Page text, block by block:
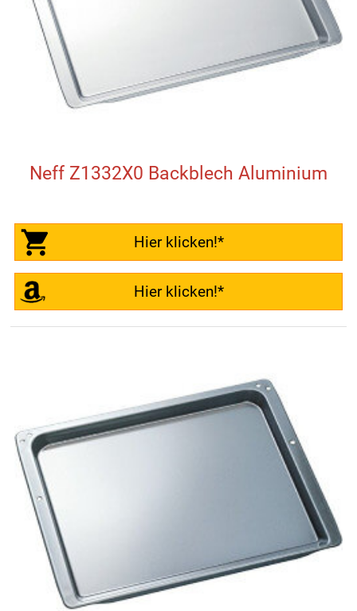
Neff Z1332X0 Backblech Aluminium
Hier klicken!*
Hier klicken!*